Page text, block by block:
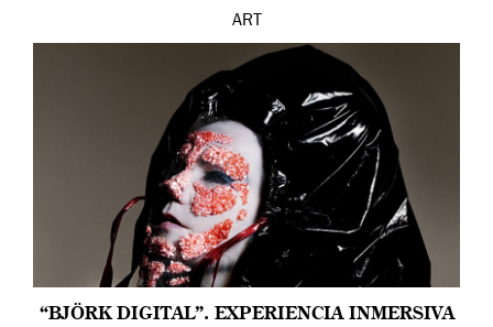
ART
“BJÖRK DIGITAL”. EXPERIENCIA INMERSIVA